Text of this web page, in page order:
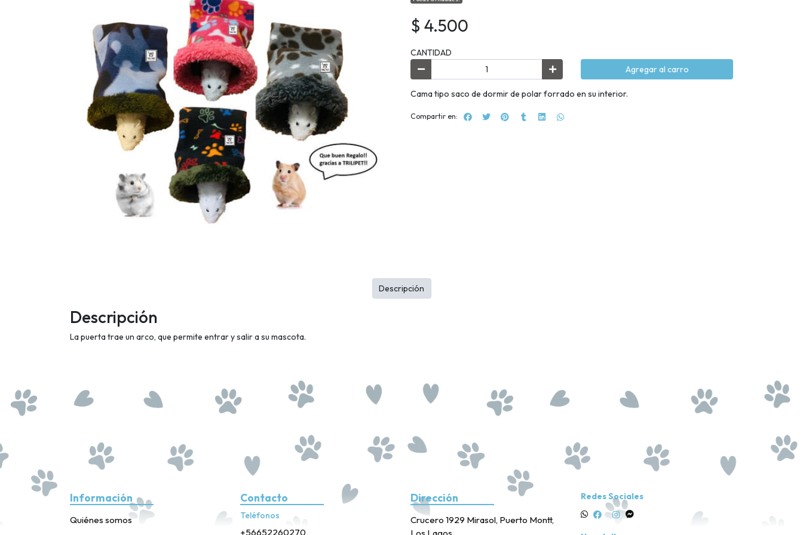
$ 4.500
CANTIDAD
Agregar al carro
Cama tipo saco de dormir de polar forrado en su interior.
Compartir en:
Descripción
La puerta trae un arco, que permite entrar y salir a su mascota.
Descripción
Información
Quiénes somos
Contacto
Teléfonos
+56652260270
Dirección
Crucero 1929 Mirasol, Puerto Montt,
Redes Sociales